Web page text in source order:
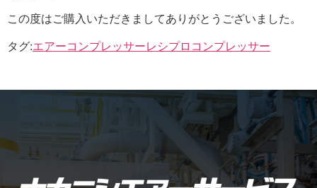
この度はご購入いただきましてありがとうございました。
タグ:エアーコンプレッサーレシプロコンプレッサー